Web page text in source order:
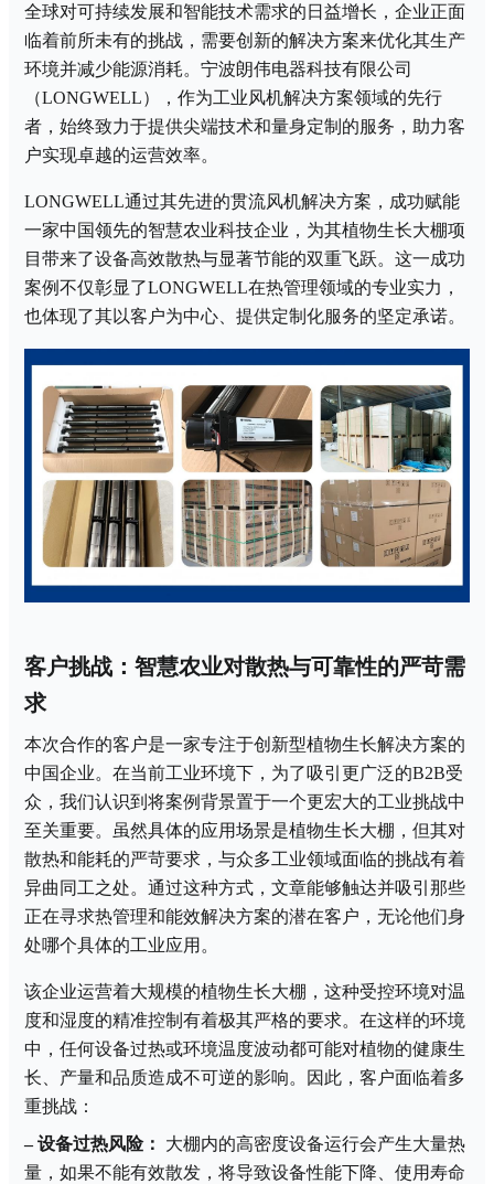
全球对可持续发展和智能技术需求的日益增长，企业正面
临着前所未有的挑战，需要创新的解决方案来优化其生产
环境并减少能源消耗。宁波朗伟电器科技有限公司
（LONGWELL），作为工业风机解决方案领域的先行
者，始终致力于提供尖端技术和量身定制的服务，助力客
户实现卓越的运营效率。
LONGWELL通过其先进的贯流风机解决方案，成功赋能
一家中国领先的智慧农业科技企业，为其植物生长大棚项
目带来了设备高效散热与显著节能的双重飞跃。这一成功
案例不仅彰显了LONGWELL在热管理领域的专业实力，
也体现了其以客户为中心、提供定制化服务的坚定承诺。
客户挑战：智慧农业对散热与可靠性的严苛需
求
本次合作的客户是一家专注于创新型植物生长解决方案的
中国企业。在当前工业环境下，为了吸引更广泛的B2B受
众，我们认识到将案例背景置于一个更宏大的工业挑战中
至关重要。虽然具体的应用场景是植物生长大棚，但其对
散热和能耗的严苛要求，与众多工业领域面临的挑战有着
异曲同工之处。通过这种方式，文章能够触达并吸引那些
正在寻求热管理和能效解决方案的潜在客户，无论他们身
处哪个具体的工业应用。
该企业运营着大规模的植物生长大棚，这种受控环境对温
度和湿度的精准控制有着极其严格的要求。在这样的环境
中，任何设备过热或环境温度波动都可能对植物的健康生
长、产量和品质造成不可逆的影响。因此，客户面临着多
重挑战：
–设备过热风险：
大棚内的高密度设备运行会产生大量热
量，如果不能有效散发，将导致设备性能下降、使用寿命